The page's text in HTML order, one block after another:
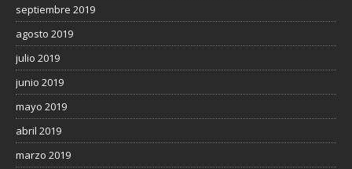
septiembre 2019
agosto 2019
julio 2019
junio 2019
mayo 2019
abril 2019
marzo 2019